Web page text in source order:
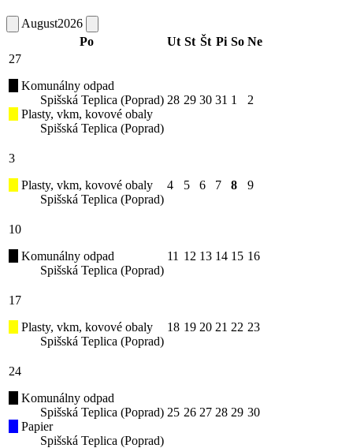
August2026
Po
Ut St Št Pi So Ne
27
Komunálny odpad
Spišská Teplica (Poprad)
Plasty, vkm, kovové obaly
Spišská Teplica (Poprad)
28 29 30 31 1 2
3
Plasty, vkm, kovové obaly
Spišská Teplica (Poprad)
4 5 6 7 8 9
10
Komunálny odpad
Spišská Teplica (Poprad)
11 12 13 14 15 16
17
Plasty, vkm, kovové obaly
Spišská Teplica (Poprad)
18 19 20 21 22 23
24
Komunálny odpad
Spišská Teplica (Poprad)
Papier
Spišská Teplica (Poprad)
25 26 27 28 29 30